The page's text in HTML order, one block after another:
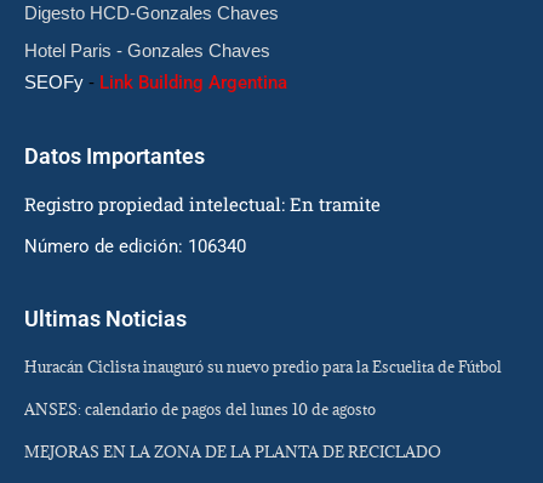
Digesto HCD-Gonzales Chaves
Hotel Paris - Gonzales Chaves
SEOFy - Link Building Argentina
Datos Importantes
Registro propiedad intelectual: En tramite
Número de edición: 106340
Ultimas Noticias
Huracán Ciclista inauguró su nuevo predio para la Escuelita de Fútbol
ANSES: calendario de pagos del lunes 10 de agosto
MEJORAS EN LA ZONA DE LA PLANTA DE RECICLADO